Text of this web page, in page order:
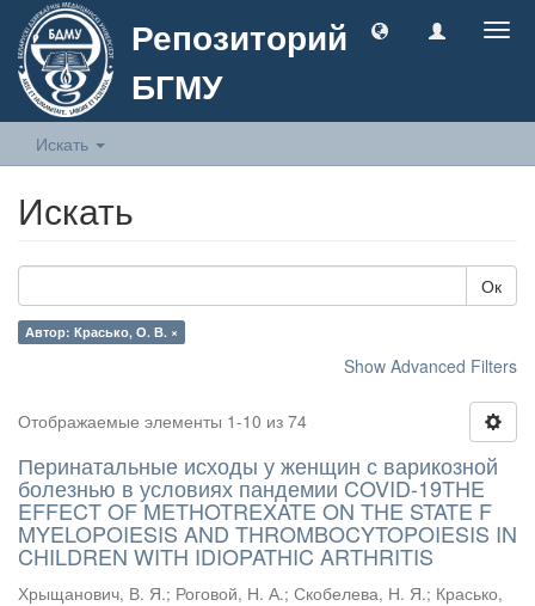
Репозиторий
БГМУ
Искать
Искать
Ок
Автор: Красько, О. В. ×
Show Advanced Filters
Отображаемые элементы 1-10 из 74
Перинатальные исходы у женщин с варикозной
болезнью в условиях пандемии COVID-19THE
EFFECT OF METHOTREXATE ON THE STATE F
MYELOPOIESIS AND THROMBOCYTOPOIESIS IN
CHILDREN WITH IDIOPATHIC ARTHRITIS
Хрыщанович, В. Я.; Роговой, Н. А.; Скобелева, Н. Я.; Красько,